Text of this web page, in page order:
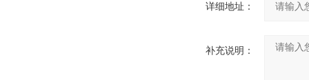
详细地址：
补充说明：